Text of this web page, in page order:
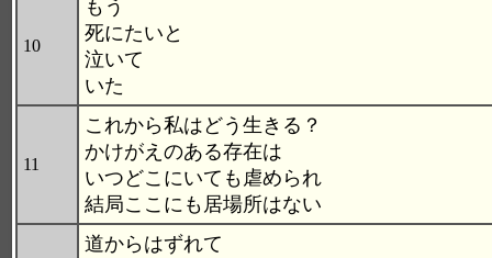
10
もう
死にたいと
泣いて
いた
11
これから私はどう生きる？
かけがえのある存在は
いつどこにいても虐められ
結局ここにも居場所はない
道からはずれて